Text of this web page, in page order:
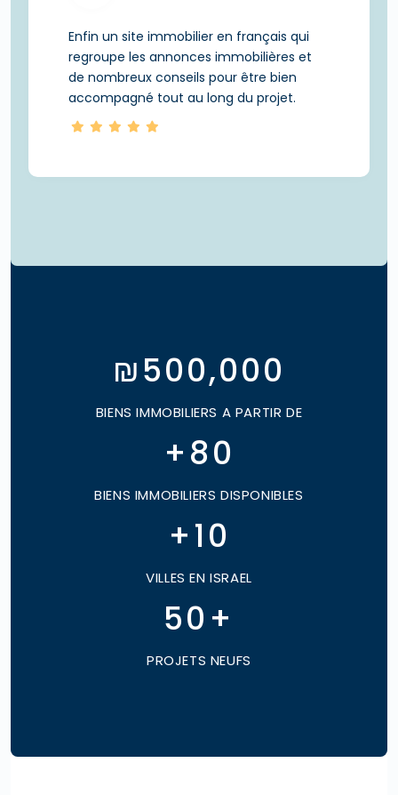
Enfin un site immobilier en français qui
regroupe les annonces immobilières et
de nombreux conseils pour être bien
accompagné tout au long du projet.
BIENS IMMOBILIERS A PARTIR DE
₪500,000
BIENS IMMOBILIERS DISPONIBLES
+80
VILLES EN ISRAEL
+10
PROJETS NEUFS
50 +